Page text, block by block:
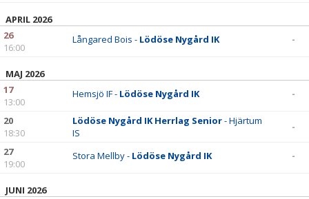
APRIL 2026
26
16:00
Långared Bois - Lödöse Nygård IK -
MAJ 2026
17
13:00
Hemsjö IF - Lödöse Nygård IK -
20
18:30
Lödöse Nygård IK Herrlag Senior- Hjärtum
IS
-
27
19:00
Stora Mellby - Lödöse Nygård IK -
JUNI 2026